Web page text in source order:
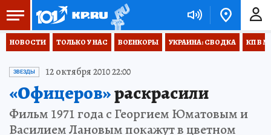
НОВОСТИ ТОЛЬКО У НАС ВОЕНКОРЫ УКРАИНА: СВОДКА КП В
ЗВЕЗДЫ 12 октября 2010 22:00
«Офицеров»раскрасили
Фильм 1971 года с Георгием Юматовым и
Василием Лановым покажут в цветном